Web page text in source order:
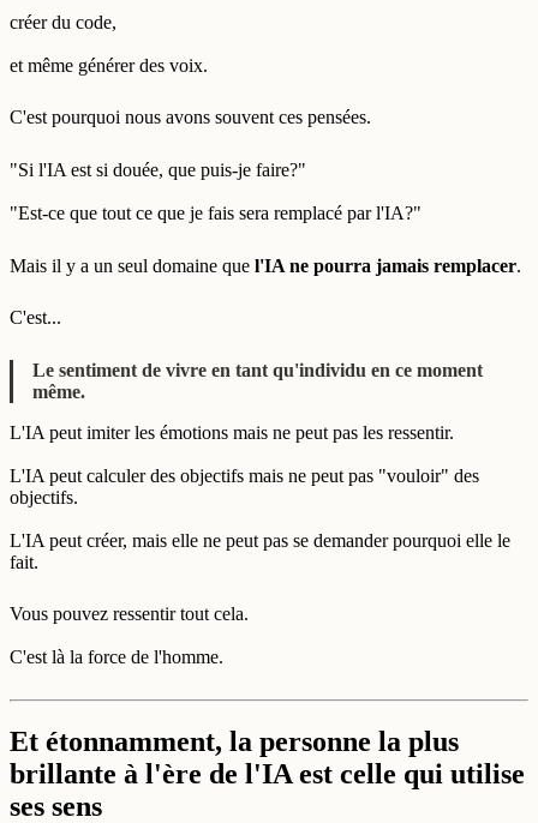
créer du code,
et même générer des voix.
C'est pourquoi nous avons souvent ces pensées.
"Si l'IA est si douée, que puis-je faire?"
"Est-ce que tout ce que je fais sera remplacé par l'IA?"
Mais il y a un seul domaine que l'IA ne pourra jamais remplacer.
C'est...
Le sentiment de vivre en tant qu'individu en ce moment
même.
L'IA peut imiter les émotions mais ne peut pas les ressentir.
L'IA peut calculer des objectifs mais ne peut pas "vouloir" des
objectifs.
L'IA peut créer, mais elle ne peut pas se demander pourquoi elle le
fait.
Vous pouvez ressentir tout cela.
C'est là la force de l'homme.
Et étonnamment, la personne la plus
brillante à l'ère de l'IA est celle qui utilise
ses sens